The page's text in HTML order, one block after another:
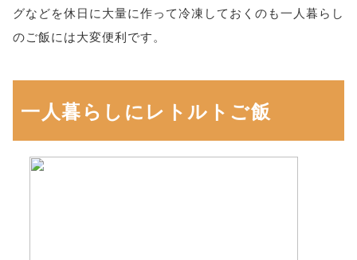
グなどを休日に大量に作って冷凍しておくのも一人暮らし
のご飯には大変便利です。
一人暮らしにレトルトご飯